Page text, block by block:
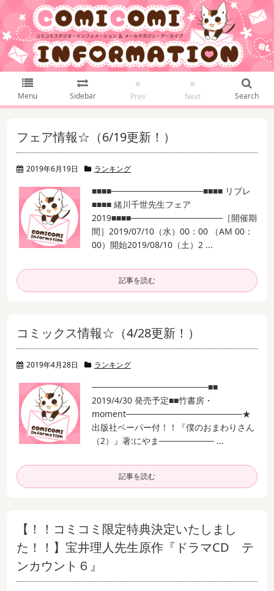
Menu Sidebar
«
Prev
»
Next Search
フェア情報☆（6/19更新！）
2019年6月19日 ランキング
■■■■───────────────■■■■ リブレ
■■■■ 緒川千世先生フェア
2019■■■■─────────────── ［開催期
間］ 2019/07/10（水）00：00 （AM 00：
00）開始2019/08/10（土）2 ...
記事を読む
コミックス情報☆（4/28更新！）
2019年4月28日 ランキング
───────────────────■■
2019/4/30 発売予定■■竹書房・
moment───────────────────★
出版社ペーパー付！！
『僕のおまわりさん
（2）』 著:にやま───────── ...
記事を読む
【！！コミコミ限定特典決定いたしまし
た！！】宝井理人先生原作『ドラマCD テ
ンカウント６』